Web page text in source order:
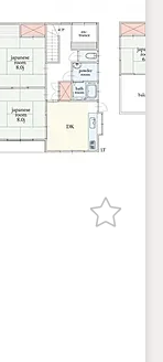
萩店。
りつけの病院を
お友達とも集ま
ます】
もご相談くださ
ください！